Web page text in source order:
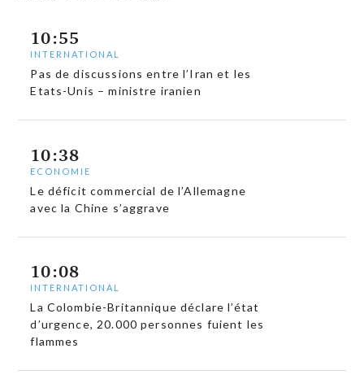
10:55
INTERNATIONAL
Pas de discussions entre l’Iran et les
Etats-Unis – ministre iranien
10:38
ECONOMIE
Le déficit commercial de l’Allemagne
avec la Chine s’aggrave
10:08
INTERNATIONAL
La Colombie-Britannique déclare l’état
d’urgence, 20.000 personnes fuient les
flammes